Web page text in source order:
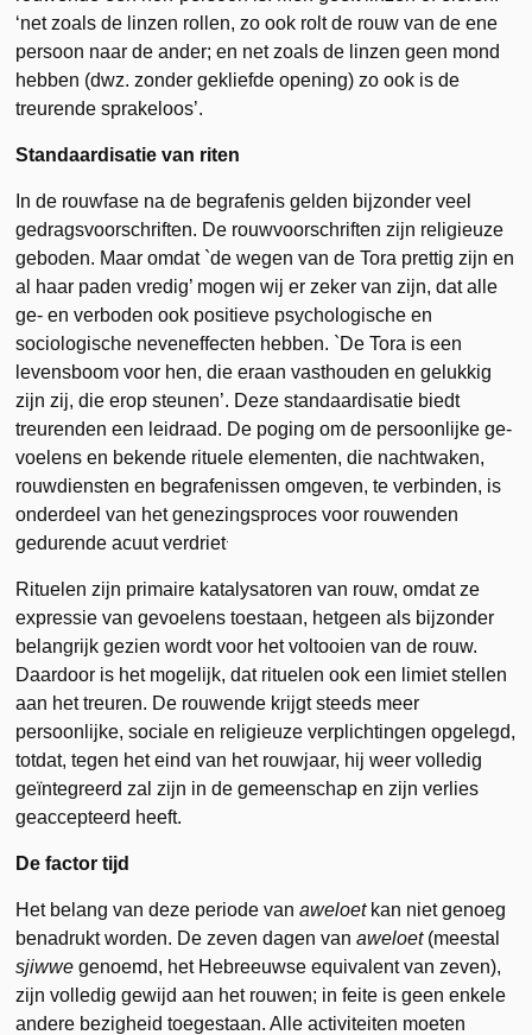
‘net zoals de linzen rollen, zo ook rolt de rouw van de ene
persoon naar de ander; en net zoals de linzen geen mond
hebben (dwz. zonder gekliefde opening) zo ook is de
treurende sprakeloos’.
Standaardisatie van riten
In de rouwfase na de begrafenis gelden bijzonder veel
gedragsvoorschriften. De rouwvoorschriften zijn religieuze
geboden. Maar omdat `de wegen van de Tora prettig zijn en
al haar paden vredig’ mogen wij er zeker van zijn, dat alle
ge- en verboden ook positieve psychologische en
sociologische neveneffecten hebben. `De Tora is een
levensboom voor hen, die eraan vasthouden en gelukkig
zijn zij, die erop steunen’. Deze standaardisatie biedt
treurenden een leidraad. De poging om de persoonlijke ge­
voelens en bekende rituele elementen, die nachtwaken,
rouwdien­sten en begrafenissen omgeven, te verbinden, is
onderdeel van het genezingsproces voor rouwenden
gedurende acuut verdriet.
Rituelen zijn primaire katalysatoren van rouw, omdat ze
expressie van gevoelens toestaan, hetgeen als bijzonder
belangrijk gezien wordt voor het voltooien van de rouw.
Daardoor is het mogelijk, dat rituelen ook een limiet stellen
aan het treuren. De rouwende krijgt steeds meer
persoonlijke, sociale en religieuze verplichtingen opgelegd,
totdat, tegen het eind van het rouwjaar, hij weer volledig
geïntegreerd zal zijn in de gemeenschap en zijn verlies
geaccepteerd heeft.
De factor tijd
Het belang van deze periode vanaweloetkan niet genoeg
benadrukt worden. De zeven dagen vanaweloet(meestal
sjiwwe genoemd, het Hebreeuwse equivalent van zeven),
zijn volledig gewijd aan het rouwen; in feite is geen enkele
andere bezigheid toegestaan. Alle activiteiten moeten